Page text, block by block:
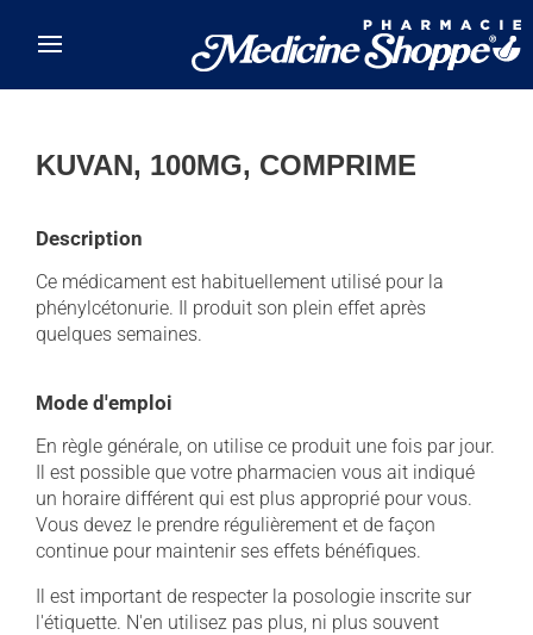
KUVAN, 100MG, COMPRIME
Description
Ce médicament est habituellement utilisé pour la
phénylcétonurie. Il produit son plein effet après
quelques semaines.
Mode d'emploi
En règle générale, on utilise ce produit une fois par jour.
Il est possible que votre pharmacien vous ait indiqué
un horaire différent qui est plus approprié pour vous.
Vous devez le prendre régulièrement et de façon
continue pour maintenir ses effets bénéfiques.
Il est important de respecter la posologie inscrite sur
l'étiquette. N'en utilisez pas plus, ni plus souvent